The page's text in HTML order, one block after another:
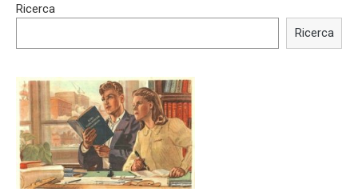
Shocking illusion - Pretty
Trying BOLLYWOOD
Ricerca
Ricerca